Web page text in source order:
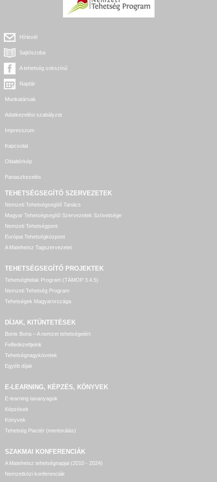
Hírlevél
Sajtószoba
A tehetség sokszínű
Naptár
Munkatársak
Adatkezelési szabályzat
Impresszum
Kapcsolat
Oldaltérkép
Panaszkezelés
TEHETSÉGSEGÍTŐ SZERVEZETEK
Nemzeti Tehetségsegítő Tanács
Magyar Tehetségsegítő Szervezetek Szövetsége
Nemzeti Tehetségpont
Európai Tehetségközpont
A Matehetsz Tagszervezetei
TEHETSÉGSEGÍTŐ PROJEKTEK
Tehetséghidak Program (TÁMOP 3.4.5)
Nemzeti Tehetség Program
Tehetségek Magyarországa
DÍJAK, KITÜNTETÉSEK
Bonis Bona – A nemzet tehetségeiért
Felfedezettjeink
Tehetségnagykövetek
Egyéb díjak
E-LEARNING, KÉPZÉS, KÖNYVEK
E-learning tananyagok
Képzések
Könyvek
Tehetség Piactér (mentorálás)
SZAKMAI KONFERENCIÁK
A Matehetsz tehetségnapjai (2010 - 2024)
Nemzetközi konferenciák